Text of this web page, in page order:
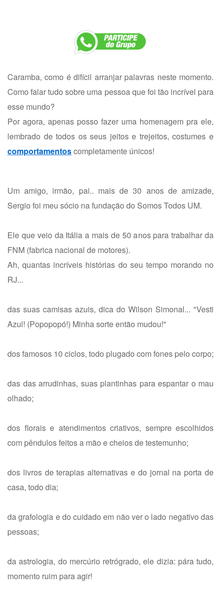
Caramba, como é difícil arranjar palavras neste momento.
Como falar tudo sobre uma pessoa que foi tão incrível para
esse mundo?
Por agora, apenas posso fazer uma homenagem pra ele,
lembrado de todos os seus jeitos e trejeitos, costumes e
comportamentoscompletamente únicos!
Um amigo, irmão, pai.. mais de 30 anos de amizade,
Sergio foi meu sócio na fundação do Somos Todos UM.
Ele que veio da Itália a mais de 50 anos para trabalhar da
FNM (fabrica nacional de motores).
Ah, quantas incríveis histórias do seu tempo morando no
RJ...
das suas camisas azuis, dica do Wilson Simonal... "Vesti
Azul! (Popopopó!) Minha sorte então mudou!"
dos famosos 10 ciclos, todo plugado com fones pelo corpo;
das das arrudinhas, suas plantinhas para espantar o mau
olhado;
dos florais e atendimentos criativos, sempre escolhidos
com pêndulos feitos a mão e cheios de testemunho;
dos livros de terapias alternativas e do jornal na porta de
casa, todo dia;
da grafologia e do cuidado em não ver o lado negativo das
pessoas;
da astrologia, do mercúrio retrógrado, ele dizia: pára tudo,
momento ruim para agir!